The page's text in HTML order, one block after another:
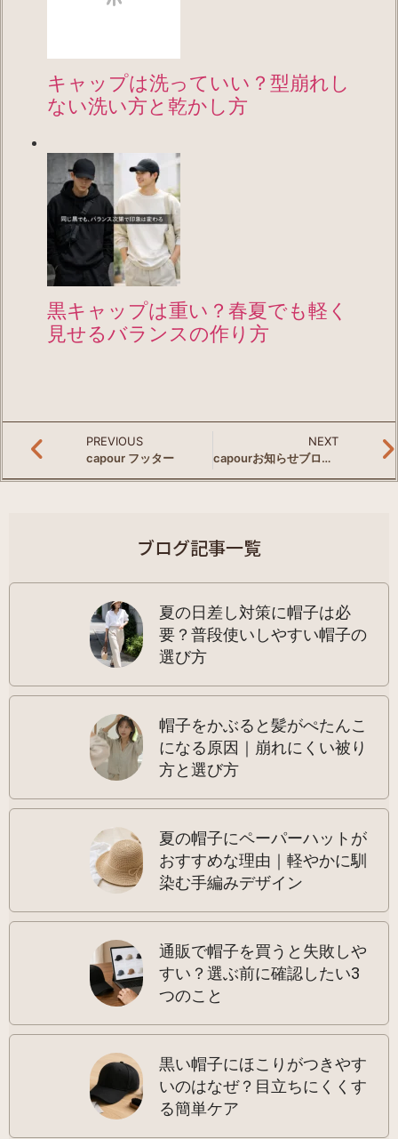
キャップは洗っていい？型崩れし
ない洗い方と乾かし方
黒キャップは重い？春夏でも軽く
見せるバランスの作り方
PREVIOUS
capour フッター
NEXT
capourお知らせブログ一覧
ブログ記事一覧
夏の日差し対策に帽子は必
要？普段使いしやすい帽子の
選び方
帽子をかぶると髪がぺたんこ
になる原因｜崩れにくい被り
方と選び方
夏の帽子にペーパーハットが
おすすめな理由｜軽やかに馴
染む手編みデザイン
通販で帽子を買うと失敗しや
すい？選ぶ前に確認したい3
つのこと
黒い帽子にほこりがつきやす
いのはなぜ？目立ちにくくす
る簡単ケア